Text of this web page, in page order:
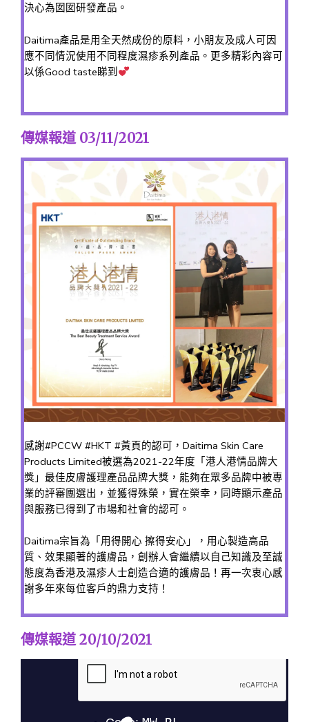
決心為囡囡研發產品。
Daitima產品是用全天然成份的原料，小朋友及成人可因
應不同情況使用不同程度濕疹系列產品。更多精彩內容可
以係Good taste睇到
傳媒報道 03/11/2021
感謝#PCCW #HKT #黃頁的認可，Daitima Skin Care
Products Limited被選為2021-22年度「港人港情品牌大
獎」最佳皮膚護理產品品牌大獎，能夠在眾多品牌中被專
業的評審團選出，並獲得殊榮，實在榮幸，同時顯示產品
與服務已得到了市場和社會的認可。
Daitima宗旨為「用得開心 擦得安心」，用心製造高品
質、效果顯著的護膚品，創辦人會繼續以自己知識及至誠
態度為香港及濕疹人士創造合適的護膚品！再一次衷心感
謝多年來每位客戶的鼎力支持！
傳媒報道 20/10/2021